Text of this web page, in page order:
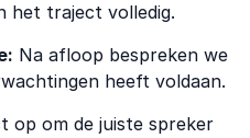
het traject volledig.
Na afloop bespreken we
heeft voldaan.
op om de juiste spreker